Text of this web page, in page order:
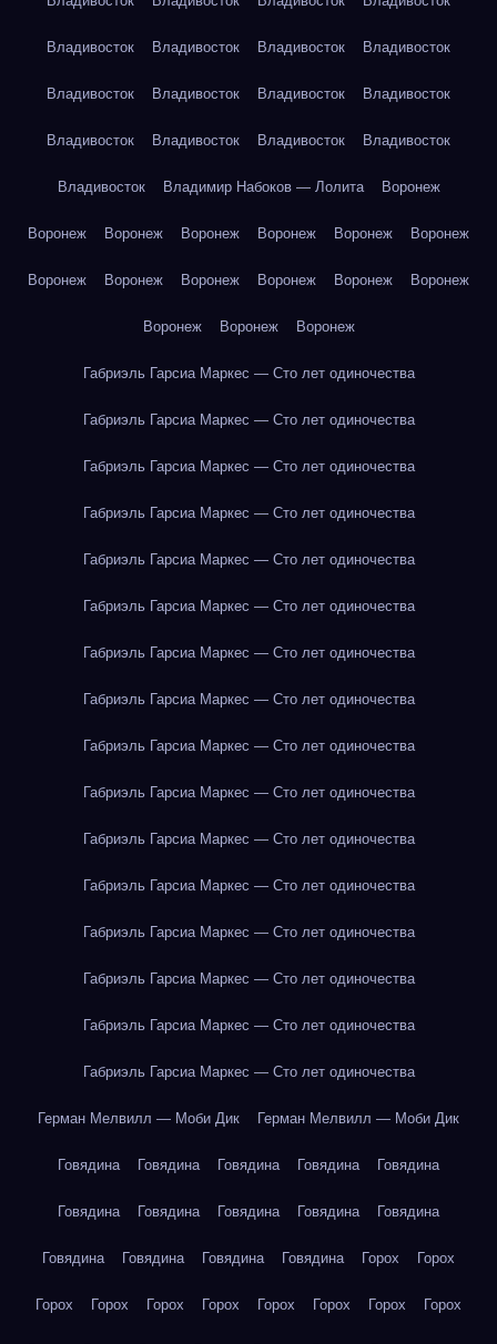
Владивосток Владивосток Владивосток Владивосток
Владивосток Владивосток Владивосток Владивосток
Владивосток Владивосток Владивосток Владивосток
Владивосток Владимир Набоков — Лолита Воронеж
Воронеж Воронеж Воронеж Воронеж Воронеж Воронеж
Воронеж Воронеж Воронеж Воронеж Воронеж Воронеж
Воронеж Воронеж Воронеж
Габриэль Гарсиа Маркес — Сто лет одиночества
Габриэль Гарсиа Маркес — Сто лет одиночества
Габриэль Гарсиа Маркес — Сто лет одиночества
Габриэль Гарсиа Маркес — Сто лет одиночества
Габриэль Гарсиа Маркес — Сто лет одиночества
Габриэль Гарсиа Маркес — Сто лет одиночества
Габриэль Гарсиа Маркес — Сто лет одиночества
Габриэль Гарсиа Маркес — Сто лет одиночества
Габриэль Гарсиа Маркес — Сто лет одиночества
Габриэль Гарсиа Маркес — Сто лет одиночества
Габриэль Гарсиа Маркес — Сто лет одиночества
Габриэль Гарсиа Маркес — Сто лет одиночества
Габриэль Гарсиа Маркес — Сто лет одиночества
Габриэль Гарсиа Маркес — Сто лет одиночества
Габриэль Гарсиа Маркес — Сто лет одиночества
Габриэль Гарсиа Маркес — Сто лет одиночества
Герман Мелвилл — Моби Дик Герман Мелвилл — Моби Дик
Говядина Говядина Говядина Говядина Говядина
Говядина Говядина Говядина Говядина Говядина
Говядина Говядина Говядина Говядина Горох Горох
Горох Горох Горох Горох Горох Горох Горох Горох